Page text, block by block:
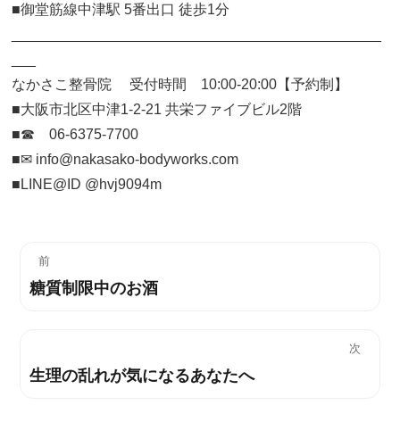
■御堂筋線中津駅 5番出口 徒歩1分
なかさこ整骨院 受付時間 10:00-20:00【予約制】
■大阪市北区中津1-2-21 共栄ファイブビル2階
■☎ 06-6375-7700
■✉︎ info@nakasako-bodyworks.com
■LINE@ID @hvj9094m
前
過
投
糖質制限中のお酒
次
次
生理の乱れが気になるあなたへ